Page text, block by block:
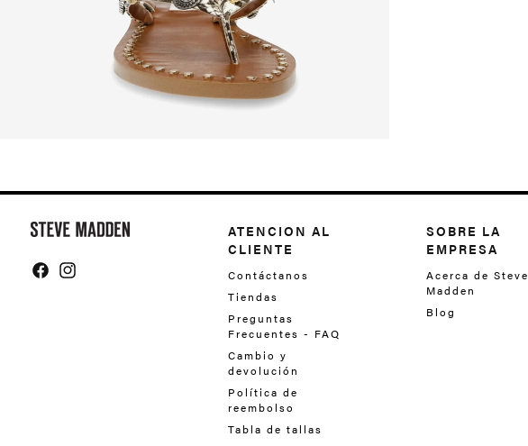
Y
ATENCION AL
CLIENTE
Contáctanos
Tiendas
Preguntas
Frecuentes - FAQ
Cambio y
devolución
Política de
reembolso
Tabla de tallas
SOBRE LA
EMPRESA
Acerca de Steve
Madden
Blog